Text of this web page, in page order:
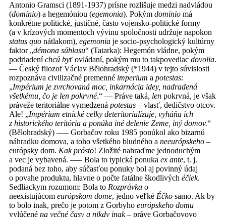
Antonio Gramsci (1891-1937) prísne rozlišuje medzi nadvládou
(dominio) a hegemóniou (egemonia). Pokým dominio má
konkrétne politické, justičné, často vojensko-politické formy
(a v krízových momentoch vývinu spoločnosti udržuje napokon
status quo nátlakom), egemonia je socio-psychologický kultúrny
faktor „démona súhlasu“ (Tatarka): Hegemón vládne, pokým
podriadeníchcú byťovládaní, pokým mu to takpovediac dovolia.
–– Český filozof Václav Bělohradský (*1944) v tejto súvislosti
rozpoznáva civilizačné premenné imperium a potestas:
„Impérium je zvrchovaná moc, inkarnácia idey, nadradená
všetkému, čo je len pokrvné.“ –– Práve taká, len pokrvná, je však
práveže teritoriálne vymedzená potestas – vlasť, dedičstvo otcov.
Ale! „Impérium etnické celky deteritorializuje, vyháňa ich
z historického teritória a ponúka iné delenie Zeme, iný domov.“
(Bělohradský) ––– Gorbačov roku 1985 ponúkol ako bizarnú
náhradku domova, a toho všetkého bludného a neeurópskeho –
európsky dom. Kak prósto! Zložité nahraďme jednoduchým
a vec je vybavená. ––– Bola to typická ponuka ex ante, t. j.
podaná bez toho, aby súčasťou ponuky bol aj povinný údaj
o povahe produktu, hlavne o počte fatálne škodlivých éčiek.
Sedliackym rozumom: Bola to Rozprávka o
neexistujúcom európskom dome, jedno veľké Éčko samo. Ak by
to bolo inak, prečo je potom z Gorbyho európskeho domu
vylúčené na večné časy a nikdy inak– práve Gorbačovovo